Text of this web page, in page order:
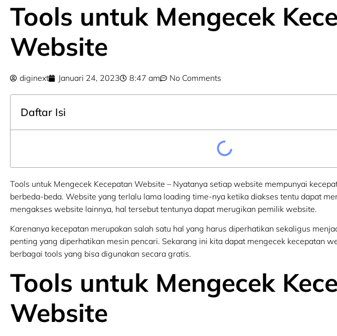
Tools untuk Mengecek
Website
diginext Januari 24, 2023 8:47 am No Comments
Daftar Isi
Tools untuk Mengecek Kecepatan Website – Nyatanya setiap website mempunyai
berbeda-beda. Website yang terlalu lama loading time-nya ketika diakses tentu dapat
mengakses website lainnya, hal tersebut tentunya dapat merugikan pemilik website.
Karenanya kecepatan merupakan salah satu hal yang harus diperhatikan sekaligus
penting yang diperhatikan mesin pencari. Sekarang ini kita dapat mengecek kecepatan
berbagai tools yang bisa digunakan secara gratis.
Tools untuk Mengecek
Website